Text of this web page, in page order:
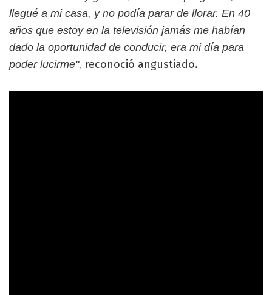
llegué a mi casa, y no podía parar de llorar. En 40
años que estoy en la televisión jamás me habían
dado la oportunidad de conducir, era mi día para
poder lucirme", reconoció angustiado.